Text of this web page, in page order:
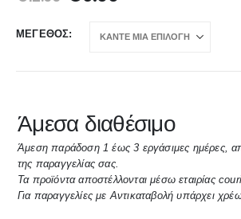
ΜΈΓΕΘΟΣ
Άμεσα διαθέσιμο
Άμεση παράδοση 1 έως 3 εργάσιμες ημέρες,
της παραγγελίας σας.
Τα προϊόντα αποστέλλονται μέσω εταιρίας
Για παραγγελίες με Αντικαταβολή υπάρχει